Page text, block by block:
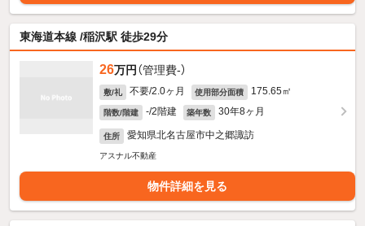
東海道本線 /稲沢駅 徒歩29分
26万円 （管理費-）
敷/礼 不要/2.0ヶ月 使用部分面積 175.65㎡
階数/階建 -/2階建 築年数 30年8ヶ月
住所 愛知県北名古屋市中之郷諏訪
アスナル不動産
物件詳細を見る